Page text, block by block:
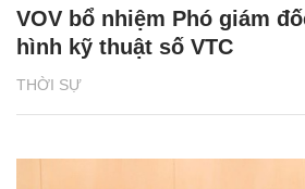
THỜI SỰ
VOV bổ nhiệm Phó giám
hình kỹ thuật số VTC